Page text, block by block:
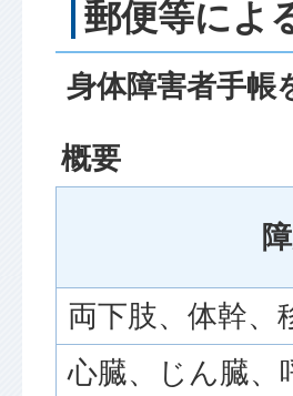
郵便等によ
身体障害者手帳
概要
両下肢、体幹、
心臓、じん臓、